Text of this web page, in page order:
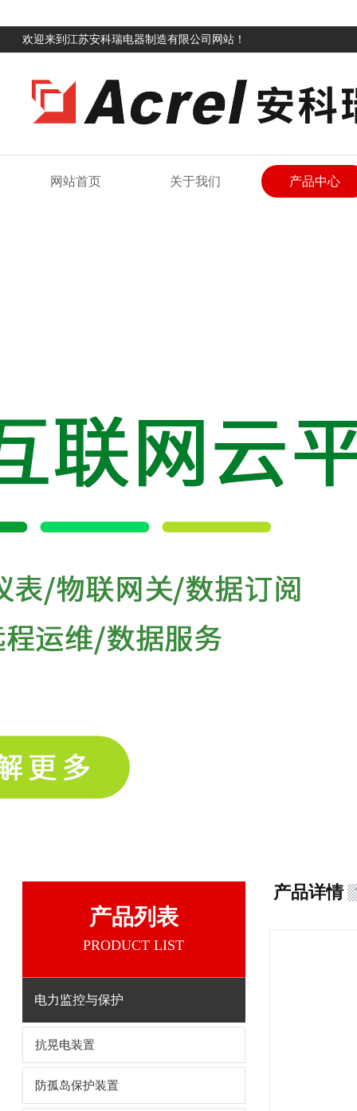
欢迎来到江苏安科瑞电器制造有限公司网站！
网站首页 关于我们 产品中心
产品列表
PRODUCT LIST
电力监控与保护
抗晃电装置
防孤岛保护装置
产品详情